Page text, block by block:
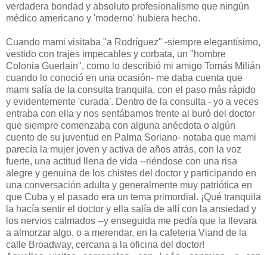
verdadera bondad y absoluto profesionalismo que ningún
médico americano y 'moderno' hubiera hecho.
Cuando mami visitaba "a Rodríguez" -siempre elegantísimo,
vestido con trajes impecables y corbata, un "hombre
Colonia Guerlain", como lo describió mi amigo Tomás Milián
cuando lo conoció en una ocasión- me daba cuenta que
mami salía de la consulta tranquila, con el paso más rápido
y evidentemente 'curada'. Dentro de la consulta - yo a veces
entraba con ella y nos sentábamos frente al buró del doctor
que siempre comenzaba con alguna anécdota o algún
cuento de su juventud en Palma Soriano- notaba que mami
parecía la mujer joven y activa de años atrás, con la voz
fuerte, una actitud llena de vida --riéndose con una risa
alegre y genuina de los chistes del doctor y participando en
una conversación adulta y generalmente muy patriótica en
que Cuba y el pasado era un tema primordial. ¡Qué tranquila
la hacía sentir el doctor y ella salía de allí con la ansiedad y
los nervios calmados --y enseguida me pedía que la llevara
a almorzar algo, o a merendar, en la cafeteria Viand de la
calle Broadway, cercana a la oficina del doctor!